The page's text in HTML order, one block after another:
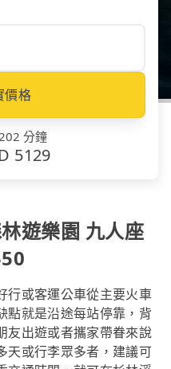
價格
分鐘
5129
遊樂園 九人座
行或客運公車從主要火車
點就是沿途每站停靠，背
友出遊或者攜家帶眷來說
天或行李眾多者，建議可